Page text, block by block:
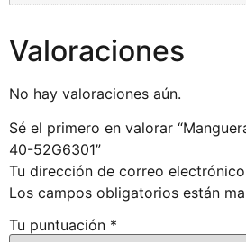
Valoraciones
No hay valoraciones aún.
Sé el primero en valorar
40-52G6301”
Tu dirección de correo
Los campos obligatorios están
Tu puntuación *